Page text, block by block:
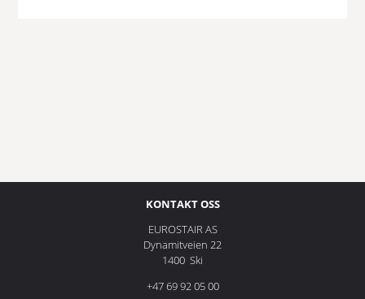
KONTAKT OSS
EUROSTAIR AS
Dynamitveien 22
1400 Ski
+47 69 92 05 00